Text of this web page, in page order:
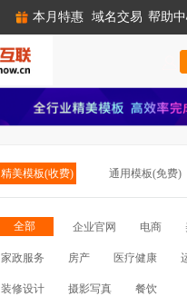
本月特惠 域名交易 帮助
精美模板(收费) 通用模板(免费)
全部 企业官网 电商
家政服务 房产 医疗健康
装修设计 摄影写真 餐饮